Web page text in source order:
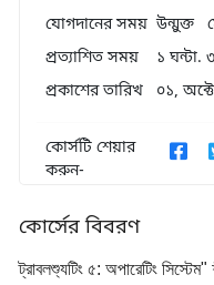
যোগদানের সময় উন্মুক্ত
প্রত্যাশিত সময়
১ ঘন্টা.
প্রকাশের তারিখ
০১,
কোর্সটি শেয়ার
করুন-
কোর্সের বিবরণ
ট্রাবলশ্যুটিং ৫: অপারেটিং সিস্টেম"